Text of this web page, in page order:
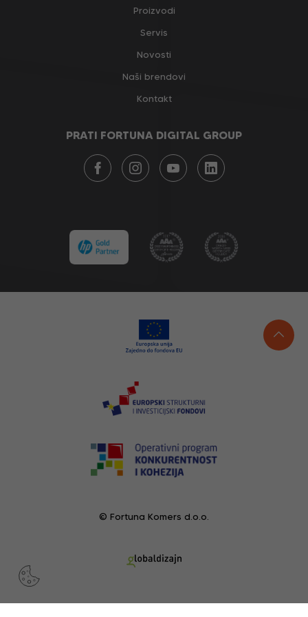
Proizvodi
Servis
Novosti
Naši brendovi
Kontakt
PRATI FORTUNA DIGITAL GROUP
© Fortuna Komers d.o.o.